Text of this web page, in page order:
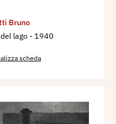
Bruno
lago - 1940
scheda